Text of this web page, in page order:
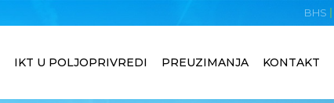
BHS
IKT U POLJOPRIVREDI PREUZIMANJA KONTAKT